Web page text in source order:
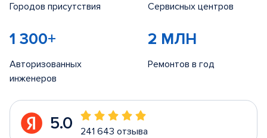
Городов присутствия Сервисных центров
1 300+
Авторизованных
инженеров
2 МЛН
Ремонтов в год
5.0 241 643 отзыва